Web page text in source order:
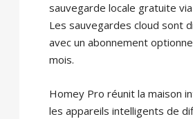
sauvegarde locale gratuite via
Les sauvegardes cloud sont
avec un abonnement
mois.
Homey Pro réunit la maison
les appareils intelligents de